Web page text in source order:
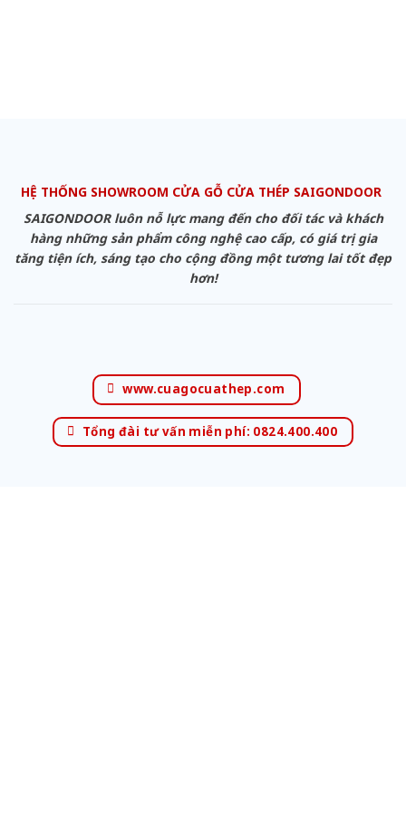
HỆ THỐNG SHOWROOM CỬA GỖ CỬA THÉP SAIGONDOOR
SAIGONDOOR luôn nỗ lực mang đến cho đối tác và khách
hàng những sản phẩm công nghệ cao cấp, có giá trị gia
tăng tiện ích, sáng tạo cho cộng đồng một tương lai tốt đẹp
hơn!
www.cuagocuathep.com
Tổng đài tư vấn miễn phí: 0824.400.400